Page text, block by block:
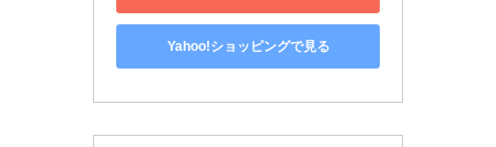
Yahoo!ショッピングで見る